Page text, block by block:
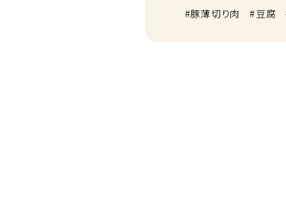
豚薄切り肉 豆腐